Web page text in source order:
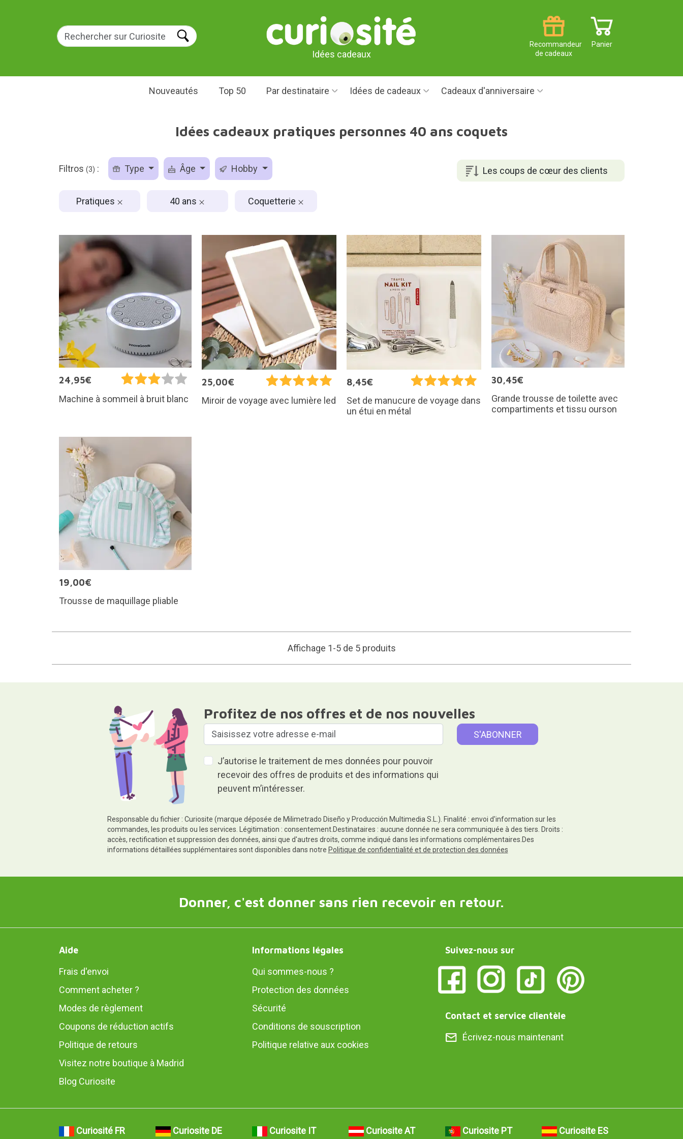
Idées cadeaux
Panier
Recommandeur
de cadeaux
Nouveautés Top 50 Par destinataire Idées de cadeaux Cadeaux d'anniversaire
Idées cadeaux pratiques personnes 40 ans coquets
Les coups de cœur des clients
Filtros (3) : Type Âge Hobby
Pratiques 40 ans Coquetterie
24,95€
Machine à sommeil à bruit blanc
25,00€
Miroir de voyage avec lumière led
8,45€
Set de manucure de voyage dans
un étui en métal
30,45€
Grande trousse de toilette avec
compartiments et tissu ourson
19,00€
Trousse de maquillage pliable
Affichage 1-5 de 5 produits
Profitez de nos offres et de nos nouvelles
J’autorise le traitement de mes données pour pouvoir
recevoir des offres de produits et des informations qui
peuvent m’intéresser.
Responsable du fichier : Curiosite (marque déposée de Milimetrado Diseño y Producción Multimedia S.L.). Finalité : envoi d'information sur les
commandes, les produits ou les services. Légitimation : consentement.Destinataires : aucune donnée ne sera communiquée à des tiers. Droits :
accès, rectification et suppression des données, ainsi que d'autres droits, comme indiqué dans les informations complémentaires.Des
informations détaillées supplémentaires sont disponibles dans notre Politique de confidentialité et de protection des données
Donner, c'est donner sans rien recevoir en retour.
Aide
Frais d'envoi
Comment acheter ?
Modes de règlement
Coupons de réduction actifs
Politique de retours
Visitez notre boutique à Madrid
Blog Curiosite
Informations légales
Qui sommes-nous ?
Protection des données
Sécurité
Conditions de souscription
Politique relative aux cookies
Suivez-nous sur
Contact et service clientèle
Écrivez-nous maintenant
Curiosité FR Curiosite DE Curiosite IT Curiosite AT Curiosite PT Curiosite ES